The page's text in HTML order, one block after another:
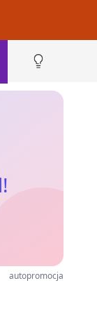
autopromocja